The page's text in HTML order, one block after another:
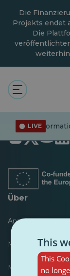
Hauptinhalt
springen
Die
Projekts endet
Die
LIVE
Öffnet
in
Registerkarte
Öffnet
in
Registerkarte
Öffnet
in
in
Über
Anzeiger
Meist
Meist befolgt
This
This
no